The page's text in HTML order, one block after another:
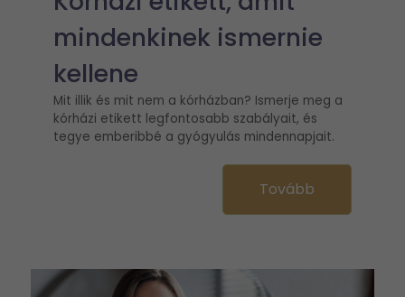
mindenkinek ismernie
kellene
Mit illik és mit nem a kórházban? Ismerje meg a
kórházi etikett legfontosabb szabályait, és
tegye emberibbé a gyógyulás mindennapjait.
Tovább